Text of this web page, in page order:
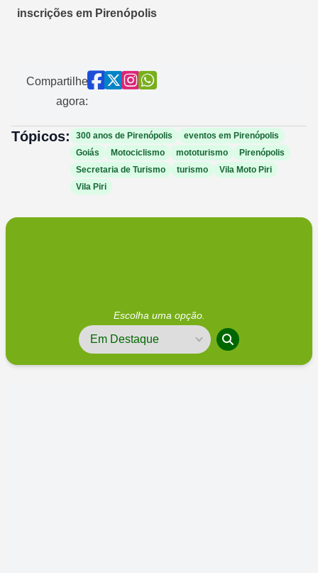
inscrições em Pirenópolis
Compartilhe
agora:
Tópicos: 300 anos de Pirenópolis
eventos em Pirenópolis
Goiás
Motociclismo mototurismo
Pirenópolis
Secretaria de Turismo
turismo
Vila Moto Piri
Vila Piri
Escolha uma opção.